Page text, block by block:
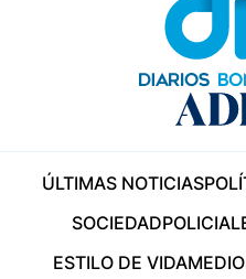
ÚLTIMAS NOTICIAS
SOCIEDAD
ESTILO DE VIDA